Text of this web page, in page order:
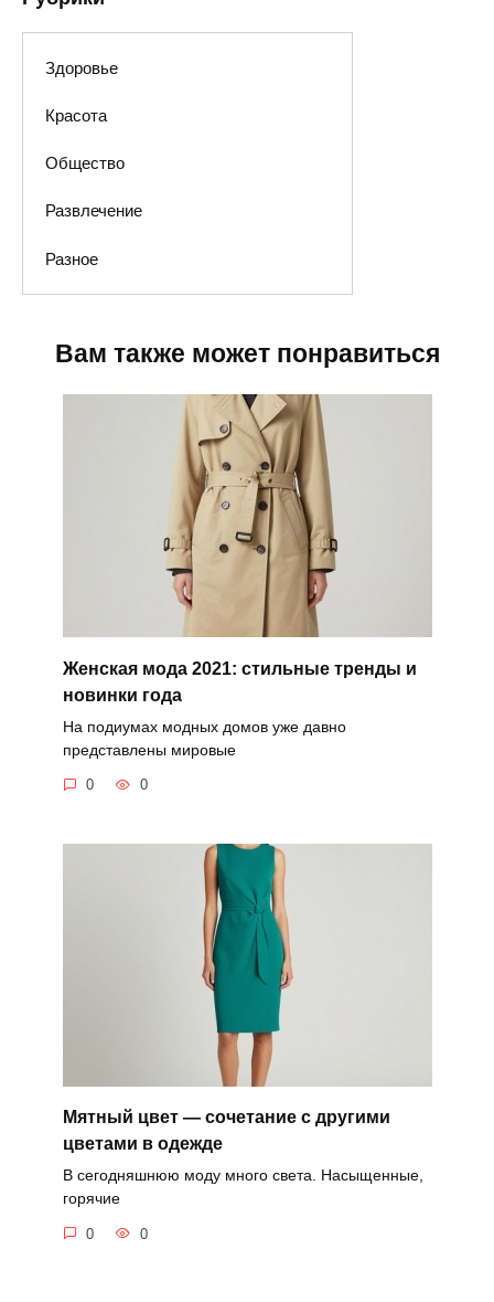
Здоровье
Красота
Общество
Развлечение
Разное
Вам также может понравиться
Женская мода 2021: стильные тренды и
новинки года
На подиумах модных домов уже давно
представлены мировые
0 0
Мятный цвет — сочетание с другими
цветами в одежде
В сегодняшнюю моду много света. Насыщенные,
горячие
0 0